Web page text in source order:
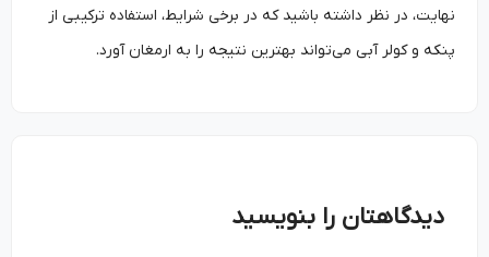
نهایت، در نظر داشته باشید که در برخی شرایط، استفاده ترکیبی از
پنکه و کولر آبی می‌تواند بهترین نتیجه را به ارمغان آورد.
دیدگاهتان را بنویسید